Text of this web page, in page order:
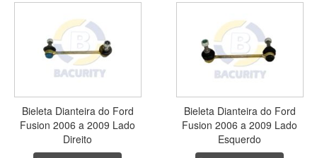
Bieleta Dianteira do Ford
Fusion 2006 a 2009 Lado
Direito
Bieleta Dianteira do Ford
Fusion 2006 a 2009 Lado
Esquerdo